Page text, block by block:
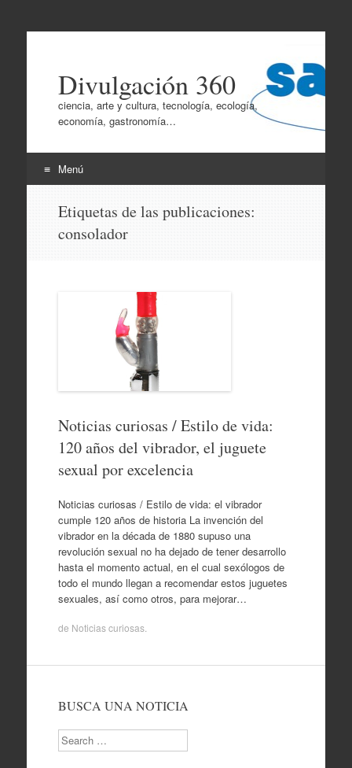
Divulgación 360
ciencia, arte y cultura, tecnología, ecología,
economía, gastronomía…
Menú
contenido
Etiquetas de las publicaciones:
consolador
Noticias curiosas / Estilo de vida:
120 años del vibrador, el juguete
sexual por excelencia
Noticias curiosas / Estilo de vida: el vibrador
cumple 120 años de historia La invención del
vibrador en la década de 1880 supuso una
revolución sexual no ha dejado de tener desarrollo
hasta el momento actual, en el cual sexólogos de
todo el mundo llegan a recomendar estos juguetes
sexuales, así como otros, para mejorar…
de Noticias curiosas.
BUSCA UNA NOTICIA
Search